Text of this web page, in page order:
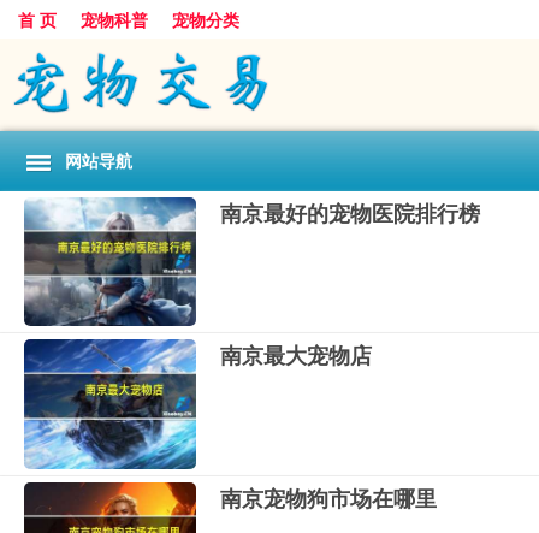
首 页 宠物科普 宠物分类
网站导航
南京最好的宠物医院排行榜
南京最大宠物店
南京宠物狗市场在哪里